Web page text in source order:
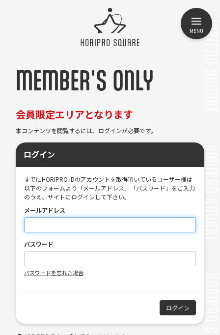
MENU
MEMBER'S ONLY
会員限定エリアとなります
本コンテンツを閲覧するには、ログインが必要です。
ログイン
すでにHORIPRO IDのアカウントを取得頂いているユーザー様は
以下のフォームより「メールアドレス」「パスワード」をご入力
のうえ、サイトにログインして下さい。
メールアドレス
パスワード
パスワードを忘れた場合